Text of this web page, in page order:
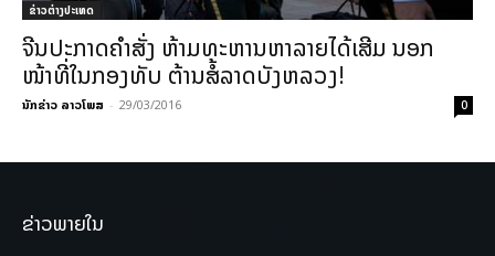
ຂ່າວຕ່າງປະເທດ
ຈີນປະກາດຄຳສັ່ງ ຫ້າມທະຫານຫາລາຍໄດ້ເສີມ ນອກ
ໜ້າທີ່ໃນກອງທັບ ຕ້ານສໍ້ລາດບັງຫລວງ!
ນັກຂ່າວ ລາວໂພສ - 29/03/2016 0
ຂ່າວພາຍໃນ